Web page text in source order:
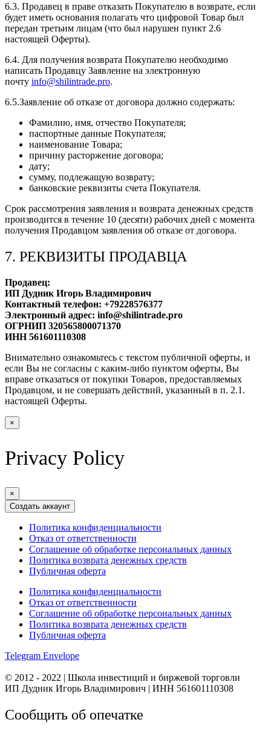
6.3. Продавец в праве отказать Покупателю в возврате, если
будет иметь основания полагать что цифровой Товар был
передан третьим лицам (что был нарушен пункт 2.6
настоящей Оферты).
6.4. Для получения возврата Покупателю необходимо
написать Продавцу Заявление на электронную
почту info@shilintrade.pro.
6.5.Заявление об отказе от договора должно содержать:
Фамилию, имя, отчество Покупателя;
паспортные данные Покупателя;
наименование Товара;
причину расторжение договора;
дату;
сумму, подлежащую возврату;
банковские реквизиты счета Покупателя.
Срок рассмотрения заявления и возврата денежных средств
производится в течение 10 (десяти) рабочих дней с момента
получения Продавцом заявления об отказе от договора.
7. РЕКВИЗИТЫ ПРОДАВЦА
Продавец:
ИП Дудник Игорь Владимирович
Контактный телефон: +79228576377
Электронный адрес: info@shilintrade.pro
ОГРНИП 320565800071370
ИНН 561601110308
Внимательно ознакомьтесь с текстом публичной оферты, и
если Вы не согласны с каким-либо пунктом оферты, Вы
вправе отказаться от покупки Товаров, предоставляемых
Продавцом, и не совершать действий, указанный в п. 2.1.
настоящей Оферты.
×
Privacy Policy
×
Политика конфиденциальности
Отказ от ответственности
Соглашение об обработке персональных данных
Политика возврата денежных средств
Публичная оферта
Политика конфиденциальности
Отказ от ответственности
Соглашение об обработке персональных данных
Политика возврата денежных средств
Публичная оферта
Telegram Envelope
© 2012 - 2022 | Школа инвестиций и биржевой торговли
ИП Дудник Игорь Владимирович | ИНН 561601110308
Сообщить об опечатке